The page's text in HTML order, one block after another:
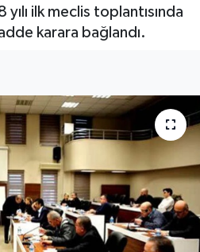
ilk meclis toplantısında
karara bağlandı.